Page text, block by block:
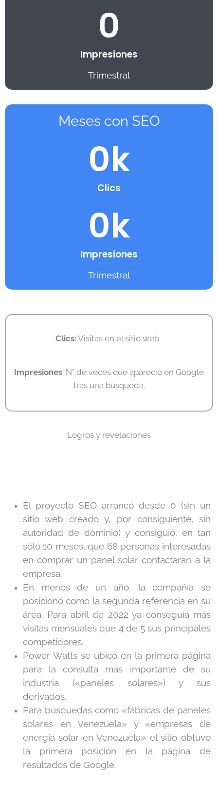
Impresiones
0
Trimestral
Meses con SEO
Clics
0k
Impresiones
0k
Trimestral
Clics: Visitas en el sitio web
Impresiones: N° de veces que apareció en Google
tras una búsqueda.
Logros y revelaciones
El proyecto SEO arrancó desde 0 (sin un
sitio web creado y, por consiguiente, sin
autoridad de dominio) y consiguió, en tan
sólo 10 meses, que 68 personas interesadas
en comprar un panel solar contactaran a la
empresa.
En menos de un año, la compañía se
posicionó como la segunda referencia en su
área. Para abril de 2022 ya conseguía más
visitas mensuales que 4 de 5 sus principales
competidores.
Power Watts se ubicó en la primera página
para la consulta más importante de su
industria («paneles solares») y sus
derivados.
Para búsquedas como «fábricas de paneles
solares en Venezuela» y «empresas de
energía solar en Venezuela» el sitio obtuvo
la primera posición en la página de
resultados de Google.